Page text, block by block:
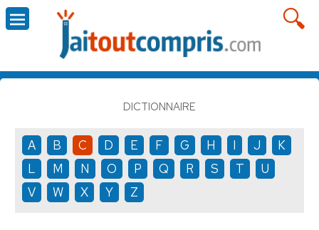
DICTIONNAIRE
A B C D E F G H I J
K
L
M N O P Q R S T
U
V
W X Y Z